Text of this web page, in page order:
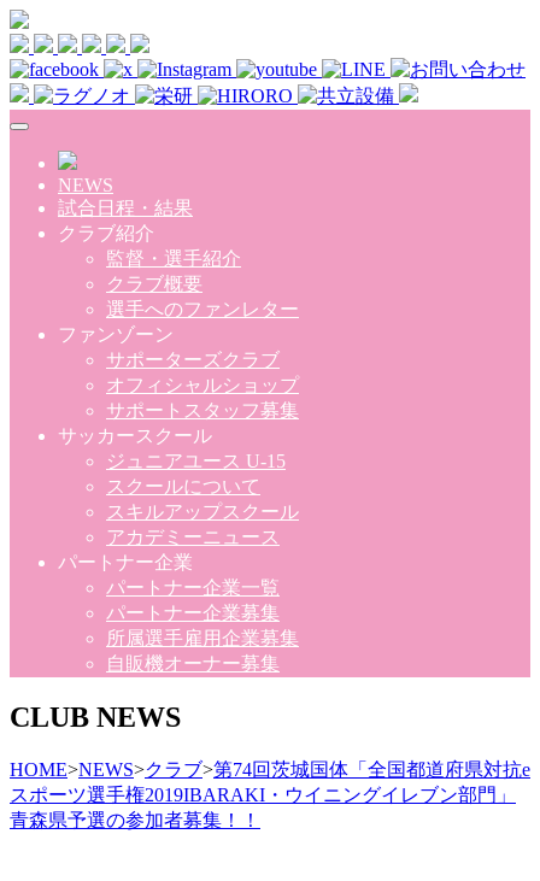
Skip to main content
NEWS
試合日程・結果
クラブ紹介
監督・選手紹介
クラブ概要
選手へのファンレター
ファンゾーン
サポーターズクラブ
オフィシャルショップ
サポートスタッフ募集
サッカースクール
ジュニアユース U-15
スクールについて
スキルアップスクール
アカデミーニュース
パートナー企業
パートナー企業一覧
パートナー企業募集
所属選手雇用企業募集
自販機オーナー募集
CLUB NEWS
HOME>NEWS>クラブ>第74回茨城国体「全国都道府県対抗e
スポーツ選手権2019IBARAKI・ウイニングイレブン部門」
青森県予選の参加者募集！！